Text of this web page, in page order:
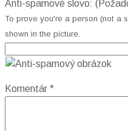
Anti-spamové slovo:
To prove you're a person (not a
shown in the picture.
Komentár *